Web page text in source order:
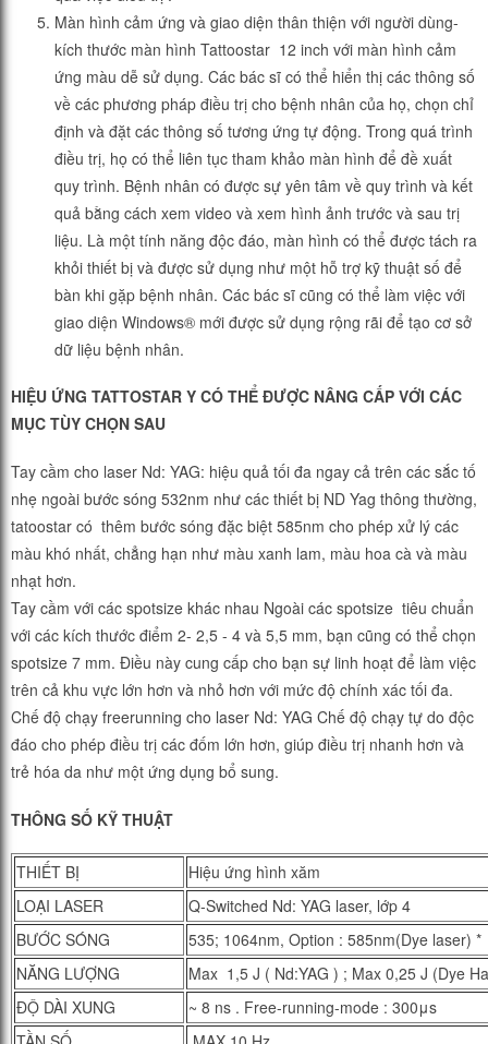
Màn hình cảm ứng và giao diện thân thiện với người dùng-
kích thước màn hình Tattoostar 12 inch với màn hình cảm
ứng màu dễ sử dụng. Các bác sĩ có thể hiển thị các thông số
về các phương pháp điều trị cho bệnh nhân của họ, chọn chỉ
định và đặt các thông số tương ứng tự động. Trong quá trình
điều trị, họ có thể liên tục tham khảo màn hình để đề xuất
quy trình. Bệnh nhân có được sự yên tâm về quy trình và kết
quả bằng cách xem video và xem hình ảnh trước và sau trị
liệu. Là một tính năng độc đáo, màn hình có thể được tách ra
khỏi thiết bị và được sử dụng như một hỗ trợ kỹ thuật số để
bàn khi gặp bệnh nhân. Các bác sĩ cũng có thể làm việc với
giao diện Windows® mới được sử dụng rộng rãi để tạo cơ sở
dữ liệu bệnh nhân.
HIỆU ỨNG TATTOSTAR Y CÓ THỂ ĐƯỢC NÂNG CẤP VỚI CÁC
MỤC TÙY CHỌN SAU
Tay cầm cho laser Nd: YAG: hiệu quả tối đa ngay cả trên các sắc tố
nhẹ ngoài bước sóng 532nm như các thiết bị ND Yag thông thường,
tatoostar có thêm bước sóng đặc biệt 585nm cho phép xử lý các
màu khó nhất, chẳng hạn như màu xanh lam, màu hoa cà và màu
nhạt hơn.
Tay cầm với các spotsize khác nhau Ngoài các spotsize tiêu chuẩn
với các kích thước điểm 2- 2,5 - 4 và 5,5 mm, bạn cũng có thể chọn
spotsize 7 mm. Điều này cung cấp cho bạn sự linh hoạt để làm việc
trên cả khu vực lớn hơn và nhỏ hơn với mức độ chính xác tối đa.
Chế độ chạy freerunning cho laser Nd: YAG Chế độ chạy tự do độc
đáo cho phép điều trị các đốm lớn hơn, giúp điều trị nhanh hơn và
trẻ hóa da như một ứng dụng bổ sung.
THÔNG SỐ KỸ THUẬT
THIẾT BỊ
Hiệu ứng hình xăm
LOẠI LASER
Q-Switched Nd: YAG laser, lớp 4
BƯỚC SÓNG
535; 1064nm, Option : 585nm(Dye laser) *
NĂNG LƯỢNG
Max 1,5 J ( Nd:YAG ) ; Max 0,25 J (Dye
ĐỘ DÀI XUNG
~ 8 ns . Free-running-mode : 300μs